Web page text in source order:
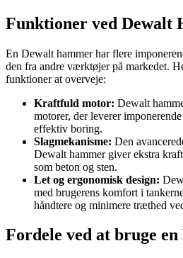
Funktioner ved Dewalt
En Dewalt hammer har flere
den fra andre værktøjer på markedet.
funktioner at overveje:
Kraftfuld motor: Dewalt
motorer, der leverer
effektiv boring.
Slagmekanisme: Den
Dewalt hammer giver ekstra
som beton og sten.
Let og ergonomisk design:
med brugerens komfort i
håndtere og minimere træthed
Fordele ved at bruge